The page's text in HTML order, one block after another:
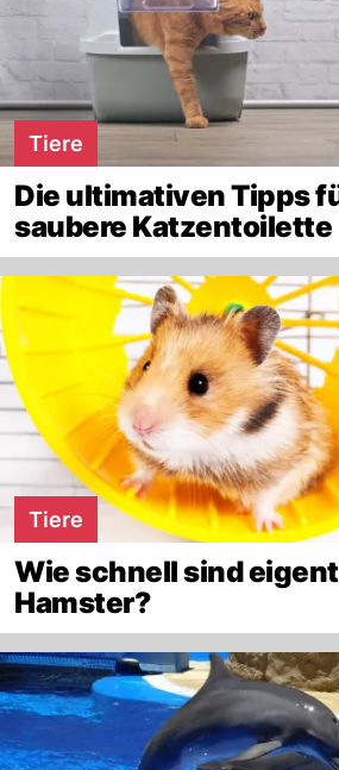
Tiere
Die ultimativen Tipps
saubere Katzentoilette
Tiere
Wie schnell sind
Hamster?